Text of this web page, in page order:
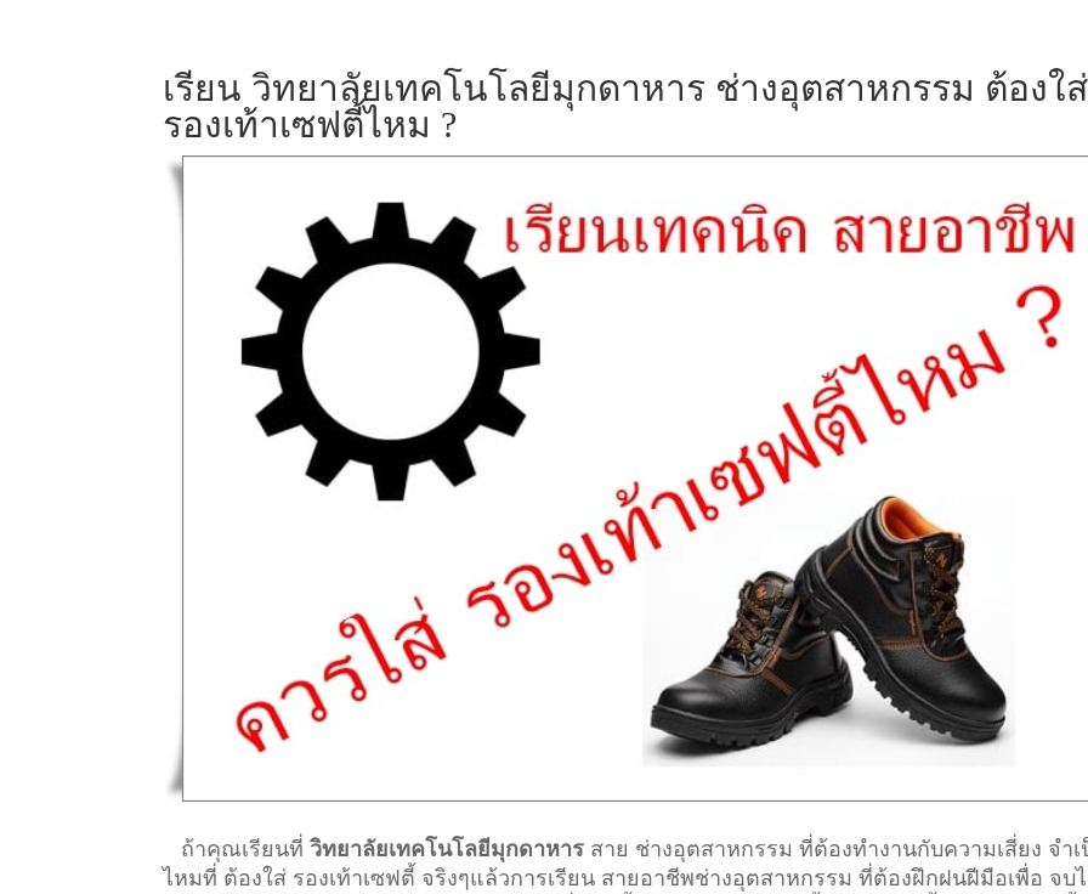
เรียน วิทยาลัยเทคโนโลยีมุกดาหาร ช่างอุตสาหกรรม ต้องใส่
รองเท้าเซฟตี้ไหม ?
ถ้าคุณเรียนที่วิทยาลัยเทคโนโลยีมุกดาหาร สาย ช่างอุตสาหกรรม ที่ต้องทำงานกับความเสี่ยง จำเ
ไหมที่ ต้องใส่ รองเท้าเซฟตี้ จริงๆแล้วการเรียน สายอาชีพช่างอุตสาหกรรมที่ต้องฝึกฝนฝีมือเพื่อ จบ